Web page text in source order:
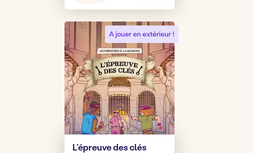
jouer
A jouer en extérieur !
L’épreuve des clés